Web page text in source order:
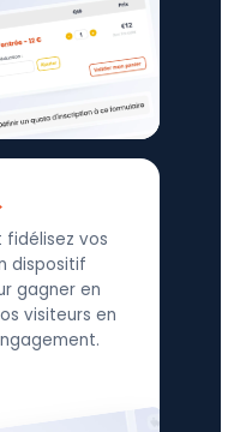
vos
dispositif
gagner en
visiteurs en